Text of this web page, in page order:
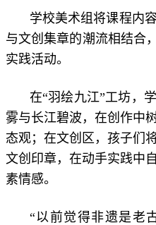
学校美术组将课程内
与文创集章的潮流相结合
实践活动。
在“羽绘九江”工坊，
雾与长江碧波，在创作中
态观；在文创区，孩子们
文创印章，在动手实践中
素情感。
“以前觉得非遗是老